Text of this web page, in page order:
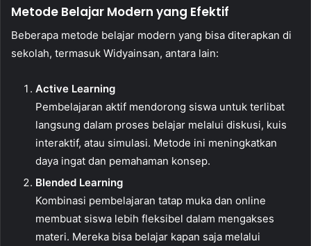
Metode Belajar Modern yang Efektif
Beberapa metode belajar modern yang bisa diterapkan di
sekolah, termasuk Widyainsan, antara lain:
Active Learning
Pembelajaran aktif mendorong siswa untuk terlibat
langsung dalam proses belajar melalui diskusi, kuis
interaktif, atau simulasi. Metode ini meningkatkan
daya ingat dan pemahaman konsep.
Blended Learning
Kombinasi pembelajaran tatap muka dan online
membuat siswa lebih fleksibel dalam mengakses
materi. Mereka bisa belajar kapan saja melalui